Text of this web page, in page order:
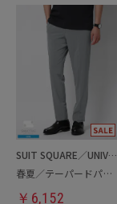
SUIT SQUARE／UNIVERSAL LANGUAGE
春夏／テーパードパンツ
￥ 6,152